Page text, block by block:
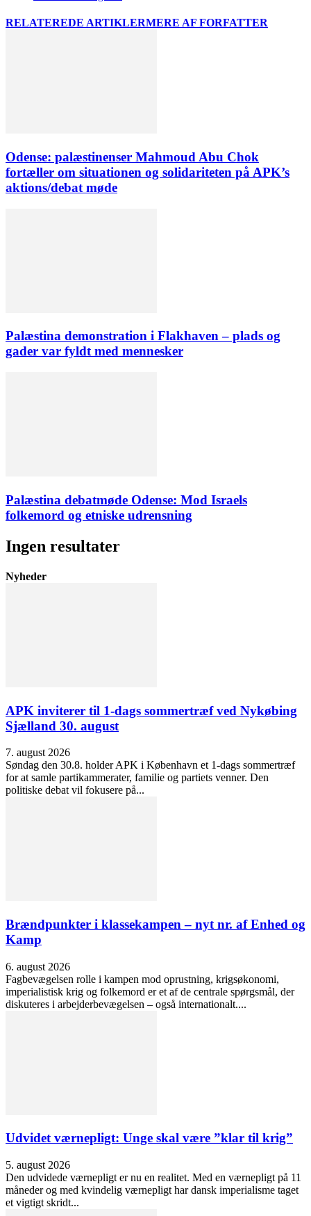
RELATEREDE ARTIKLERMERE AF FORFATTER
Odense: palæstinenser Mahmoud Abu Chok
fortæller om situationen og solidariteten på APK’s
aktions/debat møde
Palæstina demonstration i Flakhaven – plads og
gader var fyldt med mennesker
Palæstina debatmøde Odense: Mod Israels
folkemord og etniske udrensning
Ingen resultater
Nyheder
APK inviterer til 1-dags sommertræf ved Nykøbing
Sjælland 30. august
7. august 2026
Søndag den 30.8. holder APK i København et 1-dags sommertræf
for at samle partikammerater, familie og partiets venner. Den
politiske debat vil fokusere på...
Brændpunkter i klassekampen – nyt nr. af Enhed og
Kamp
6. august 2026
Fagbevægelsen rolle i kampen mod oprustning, krigsøkonomi,
imperialistisk krig og folkemord er et af de centrale spørgsmål, der
diskuteres i arbejderbevægelsen – også internationalt....
Udvidet værnepligt: Unge skal være ”klar til krig”
5. august 2026
Den udvidede værnepligt er nu en realitet. Med en værnepligt på 11
måneder og med kvindelig værnepligt har dansk imperialisme taget
et vigtigt skridt...